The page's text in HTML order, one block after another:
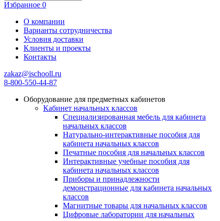
Избранное 0
О компании
Варианты сотрудничества
Условия доставки
Клиенты и проекты
Контакты
zakaz@ischooll.ru
8-800-550-44-87
Оборудование для предметных кабинетов
Кабинет начальных классов
Специализированная мебель для кабинета
начальных классов
Натурально-интерактивные пособия для
кабинета начальных классов
Печатные пособия для начальных классов
Интерактивные учебные пособия для
кабинета начальных классов
Приборы и принадлежности
демонстрационные для кабинета начальных
классов
Магнитные товары для начальных классов
Цифровые лаборатории для начальных